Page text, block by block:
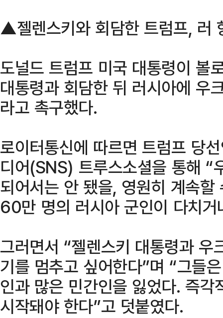
▲젤렌스키와 회담한 트럼프, 러
도널드 트럼프 미국 대통령이 볼
대통령과 회담한 뒤 러시아에 우
라고 촉구했다.
로이터통신에 따르면 트럼프 당
디어(SNS) 트루스소셜을 통해 “
되어서는 안 됐을, 영원히 계속
60만 명의 러시아 군인이 다치거
그러면서 “젤렌스키 대통령과
기를 멈추고 싶어한다”며 “그들
인과 많은 민간인을 잃었다. 즉
시작돼야 한다”고 덧붙였다.